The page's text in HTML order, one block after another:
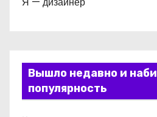
Вышло недавно и
популярность